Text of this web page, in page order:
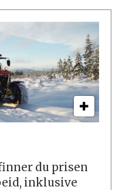
du prisen
inklusive